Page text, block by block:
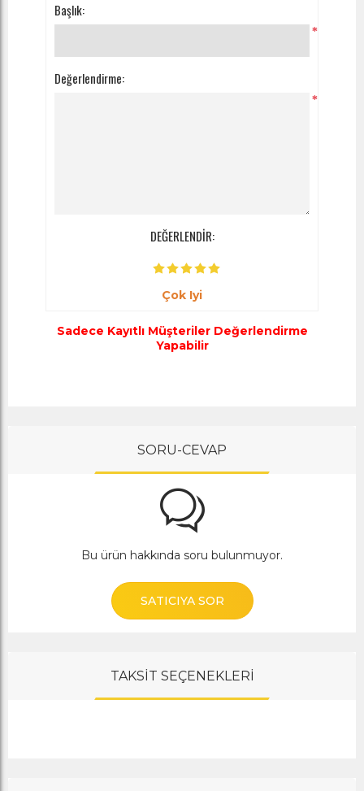
Başlık:
*
Değerlendirme:
*
DEĞERLENDİR:
Çok Iyi
Sadece Kayıtlı Müşteriler Değerlendirme
Yapabilir
SORU-CEVAP
Bu ürün hakkında soru bulunmuyor.
SATICIYA SOR
TAKSİT SEÇENEKLERİ